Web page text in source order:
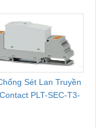
Sét Lan Truyền
PLT-SEC-T3-